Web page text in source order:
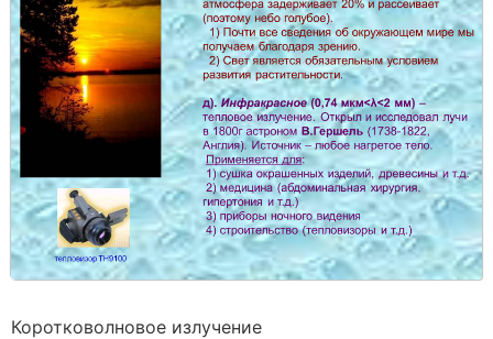
Коротковолновое излучение